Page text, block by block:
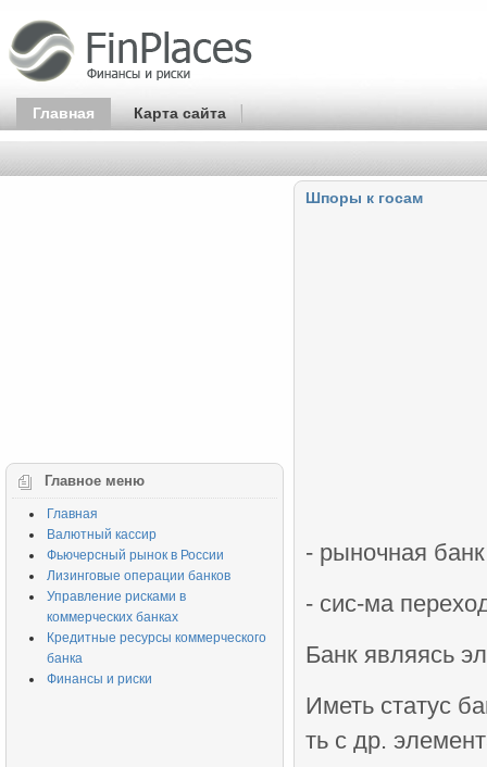
Главная Карта сайта
Шпоры к госам
- рыночная
- сис-ма
Банк являясь
Иметь статус
ть с др.
Главное меню
Главная
Валютный кассир
Фьючерсный рынок в России
Лизинговые операции банков
Управление рисками в
коммерческих банках
Кредитные ресурсы коммерческого
банка
Финансы и риски